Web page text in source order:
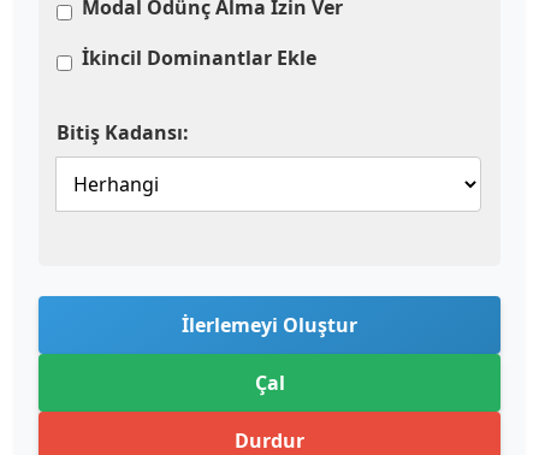
Modal Ödünç Alma İzin Ver
İkincil Dominantlar Ekle
Bitiş Kadansı:
İlerlemeyi Oluştur
Çal
Durdur